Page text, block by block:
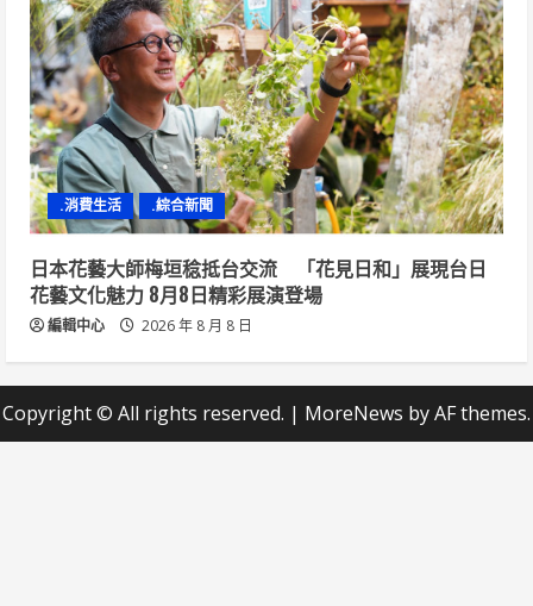
.消費生活 .綜合新聞
日本花藝大師梅垣稔抵台交流 「花見日和」展現台日
花藝文化魅力 8月8日精彩展演登場
編輯中心 2026 年 8 月 8 日
Copyright © All rights reserved. | MoreNews by AF themes.